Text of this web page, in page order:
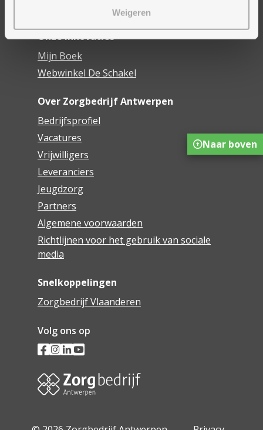
Weigeren
Onze innovaties
Mijn Boek
Webwinkel De Schakel
Over Zorgbedrijf Antwerpen
Bedrijfsprofiel
Vacatures
Vrijwilligers
Leveranciers
Jeugdzorg
Partners
Algemene voorwaarden
Richtlijnen voor het gebruik van sociale
media
Snelkoppelingen
Zorgbedrijf Vlaanderen
Volg ons op
Naar boven